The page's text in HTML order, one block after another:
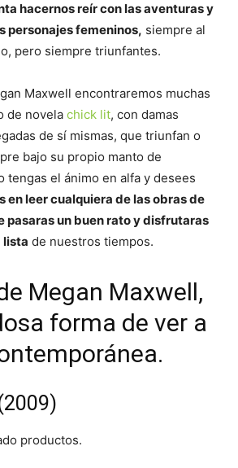
hacernos reír con las aventuras y
personajes femeninos, siempre al
pero siempre triunfantes.
Maxwell encontraremos muchas
de novela chick lit, con damas
de sí mismas, que triunfan o
bajo su propio manto de
tengas el ánimo en alfa y desees
en leer cualquiera de las obras de
pasaras un buen rato y disfrutaras
lista de nuestros tiempos.
Megan Maxwell,
forma de ver a
productos.